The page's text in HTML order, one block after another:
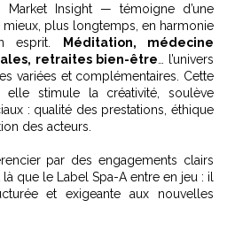
Insight — témoigne d’une
mieux, plus longtemps, en harmonie
esprit.
Méditation, médecine
retraites bien-être … l’univers
variées et complémentaires. Cette
stimule la créativité, soulève
: qualité des prestations, éthique
des acteurs.
par des engagements clairs
là que le Label Spa-A entre en jeu : il
et exigeante aux nouvelles